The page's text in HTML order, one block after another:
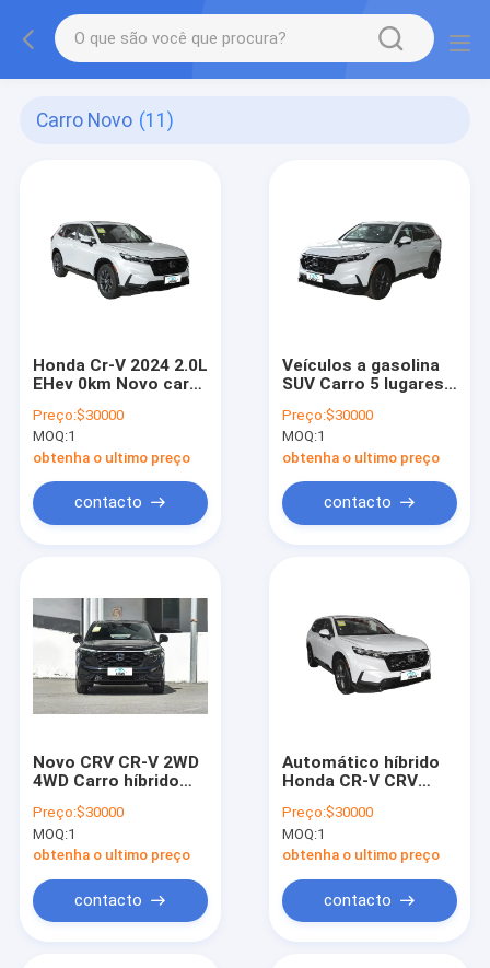
Carro Novo (11)
Honda Cr-V 2024 2.0L
EHev 0km Novo carro
SUV híbrido elétrico
Honda Cr-V
Preço:$30000
MOQ:1
obtenha o ultimo preço
contacto
Veículos a gasolina
SUV Carro 5 lugares
Honda CRV
Preço:$30000
MOQ:1
obtenha o ultimo preço
contacto
Novo CRV CR-V 2WD
4WD Carro híbrido
Preço:$30000
MOQ:1
obtenha o ultimo preço
contacto
Automático híbrido
Honda CR-V CRV
carros elétricos para
Honda CR V 5 lugares
7 lugares SUV da
Preço:$30000
MOQ:1
obtenha o ultimo preço
contacto